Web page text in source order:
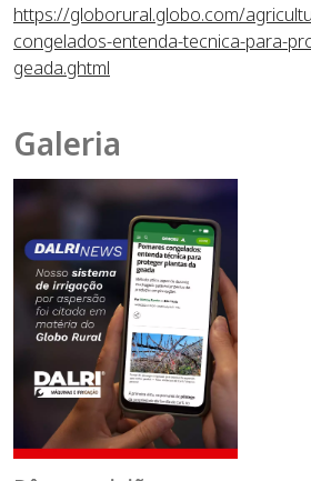
https://globorural.globo.com/
congelados-entenda-tecnica-para-
geada.ghtml
Galeria